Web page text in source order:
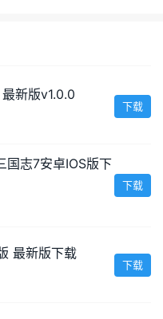
新版v1.0.0
下载
国志7安卓IOS版下
下载
最新版下载
下载